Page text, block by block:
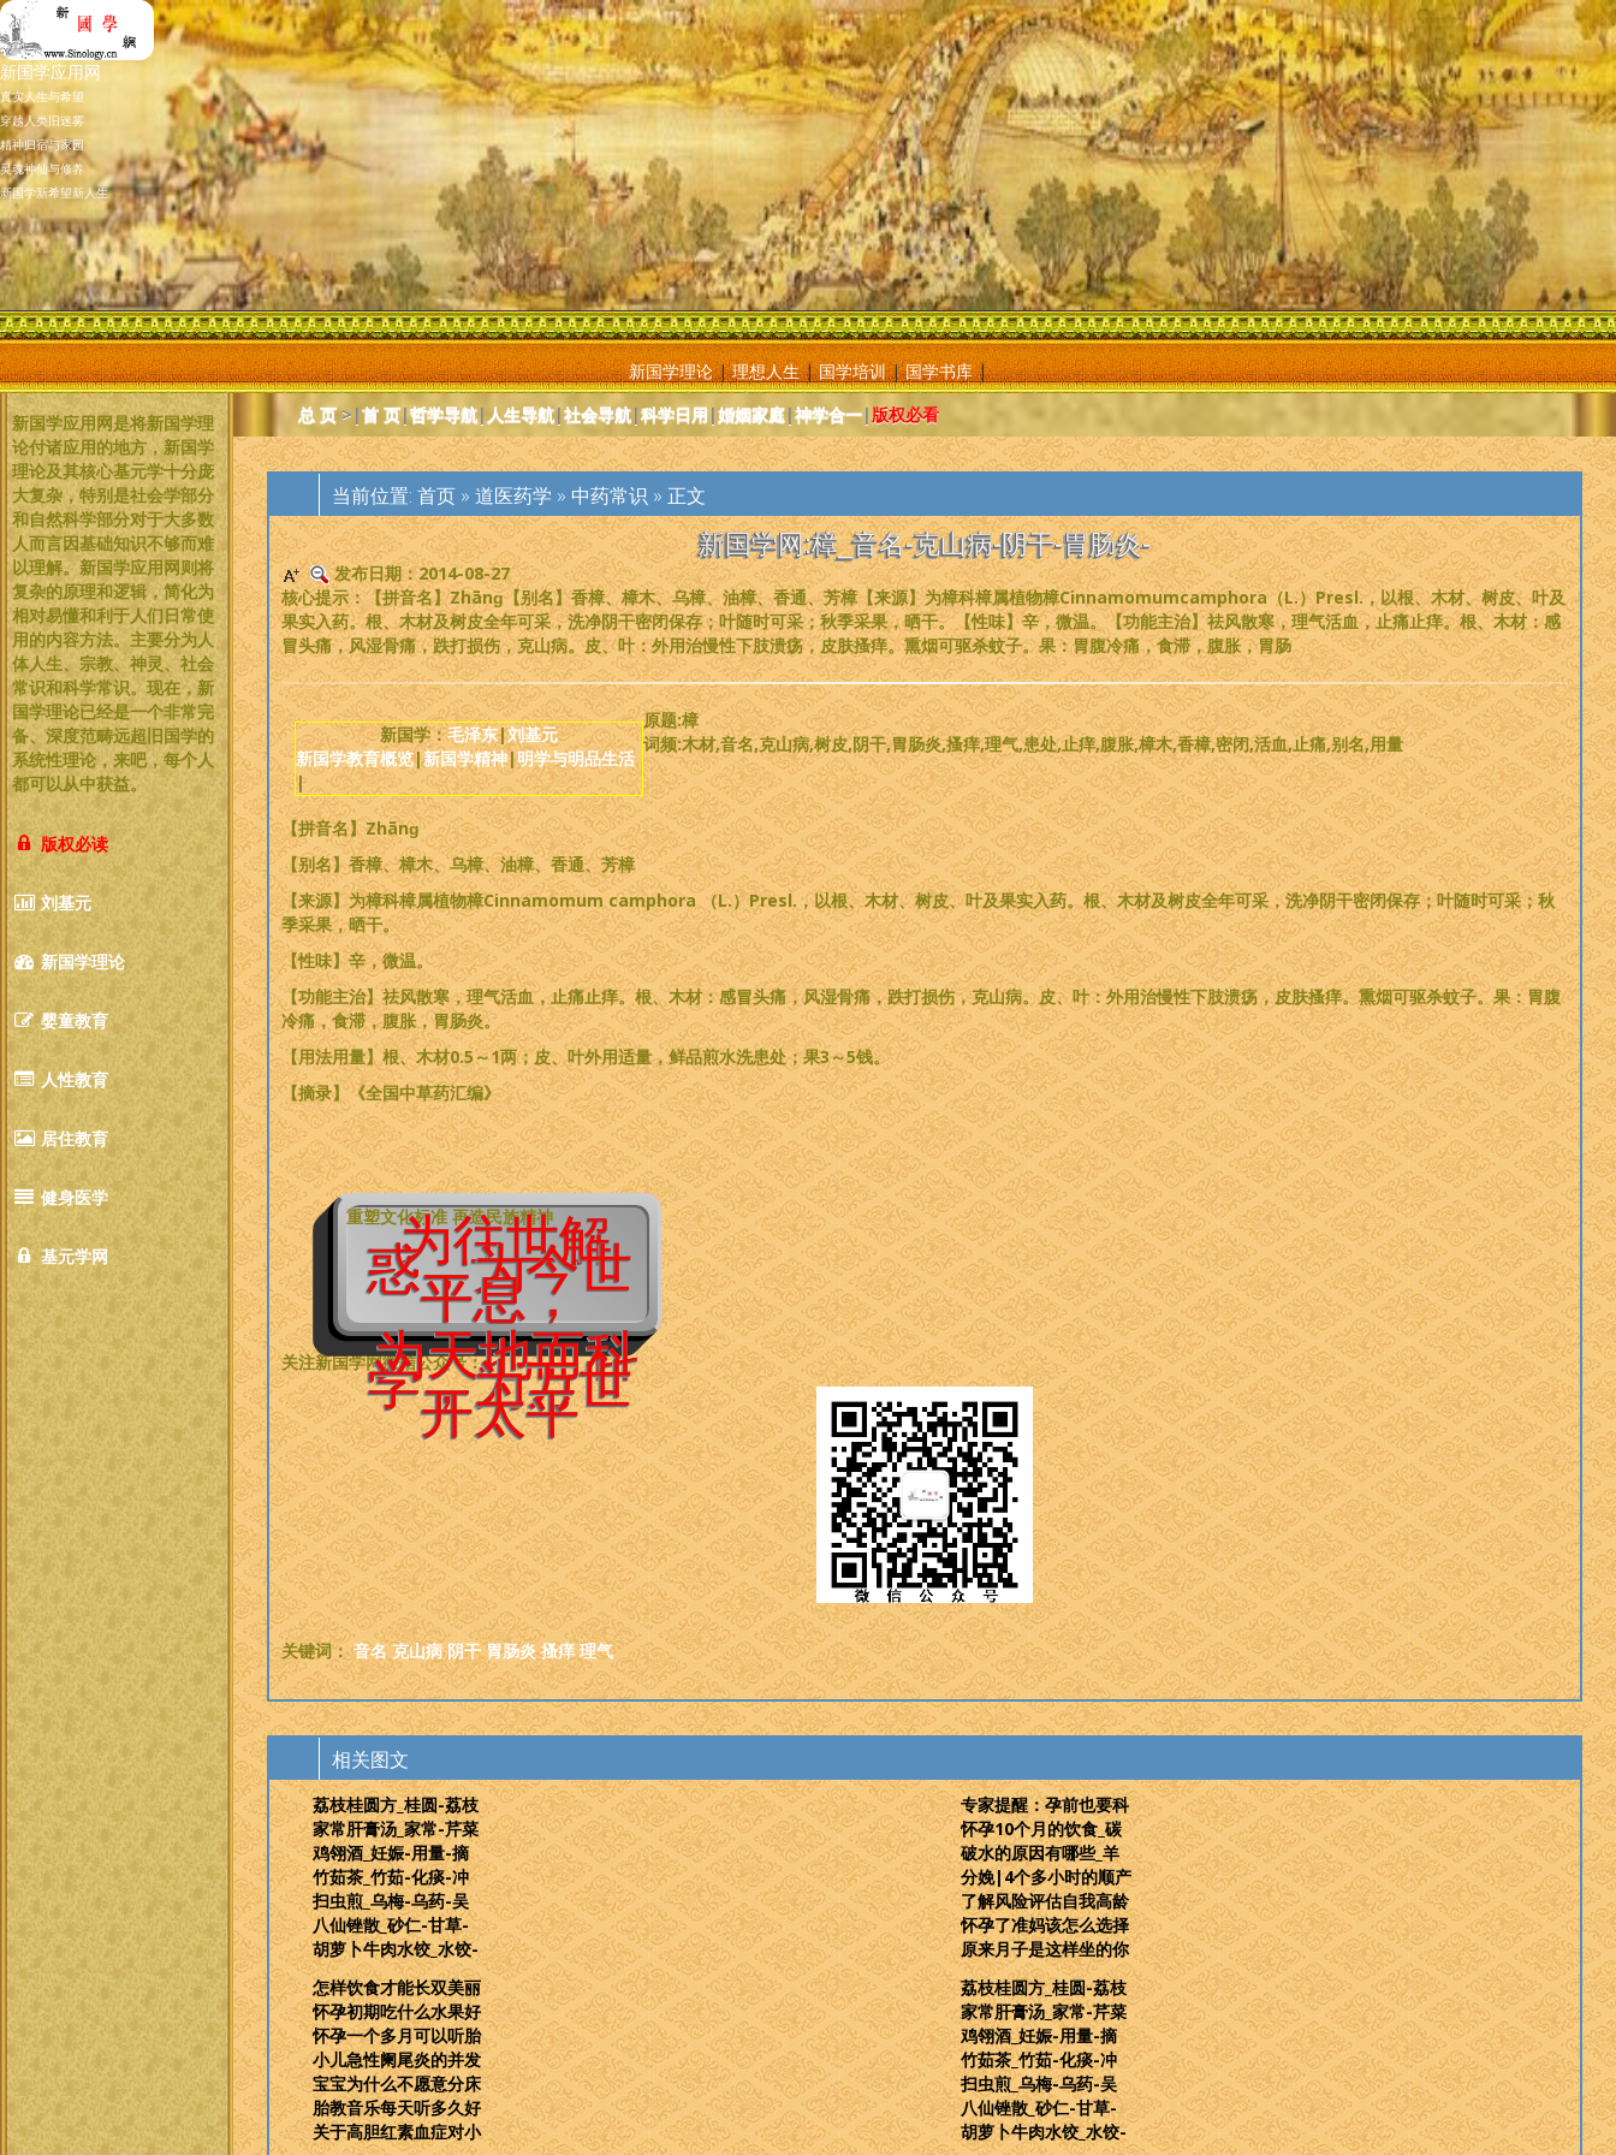
新国学应用网
真实人生与希望
穿越人类旧迷雾
精神归宿与家园
灵魂神仙与修养
新国学新希望新人生
新国学理论|理想人生|国学培训|国学书库|
新国学应用网是将新国学理
论付诸应用的地方，新国学
理论及其核心基元学十分庞
大复杂，特别是社会学部分
和自然科学部分对于大多数
人而言因基础知识不够而难
以理解。新国学应用网则将
复杂的原理和逻辑，简化为
相对易懂和利于人们日常使
用的内容方法。主要分为人
体人生、宗教、神灵、社会
常识和科学常识。现在，新
国学理论已经是一个非常完
备、深度范畴远超旧国学的
系统性理论， 来吧，每个人
都可以从中获益。
版权必读
刘基元
新国学理论
婴童教育
人性教育
居住教育
健身医学
基元学网
总 页>|首 页|哲学导航| 人生导航|社会导航|科学日用 |婚姻家庭|神学合一|版权必看
当前位置: 首页» 道医药学 » 中药常识 » 正文
新国学网:樟_音名-克山病-阴干-胃肠炎-
发布日期：2014-08-27
核心提示：【拼音名】Zhānɡ【别名】香樟、樟木、乌樟、油樟、香通、芳樟【来源】为樟科樟属植物樟Cinnamomumcamphora（L.）Presl.，以根、木材、树皮、叶及
果实入药。根、木材及树皮全年可采，洗净阴干密闭保存；叶随时可采；秋季采果，晒干。【性味】辛，微温。【功能主治】祛风散寒，理气活血，止痛止痒。根、木材：感
冒头痛，风湿骨痛，跌打损伤，克山病。皮、叶：外用治慢性下肢溃疡，皮肤搔痒。熏烟可驱杀蚊子。果：胃腹冷痛，食滞，腹胀，胃肠
新国学：毛泽东|刘基元
新国学教育概览|新国学精神|明学与明品生活
|
原题:樟
词频:木材,音名,克山病,树皮,阴干,胃肠炎,搔痒,理气,患处,止痒,腹胀,樟木,香樟,密闭,活血,止痛,别名,用量
【拼音名】Zhānɡ
【别名】香樟、樟木、乌樟、油樟、香通、芳樟
【来源】为樟科樟属植物樟Cinnamomum camphora （L.）Presl.，以根、木材、树皮、叶及果实入药。根、木材及树皮全年可采，洗净阴干密闭保存；叶随时可采；秋
季采果，晒干。
【性味】辛，微温。
【功能主治】祛风散寒，理气活血，止痛止痒。根、木材：感冒头痛，风湿骨痛，跌打损伤，克山病。皮、叶：外用治慢性下肢溃疡，皮肤搔痒。熏烟可驱杀蚊子。果：胃腹
冷痛，食滞，腹胀，胃肠炎。
【用法用量】根、木材0.5～1两；皮、叶外用适量，鲜品煎水洗患处；果3～5钱。
【摘录】《全国中草药汇编》
重塑文化标准 再造民族精神
为往世解
惑，为今世
平息，
为天地而科
学，为万世
开太平
关注新国学网微信公众号：
关键词： 音名 克山病 阴干 胃肠炎 搔痒 理气
相关图文
荔枝桂圆方_桂圆-荔枝
家常肝膏汤_家常-芹菜
鸡翎酒_妊娠-用量-摘
竹茹茶_竹茹-化痰-冲
扫虫煎_乌梅-乌药-吴
八仙锉散_砂仁-甘草-
胡萝卜牛肉水饺_水饺-
专家提醒：孕前也要科
怀孕10个月的饮食_碳
破水的原因有哪些_羊
分娩|4个多小时的顺产
了解风险评估自我高龄
怀孕了准妈该怎么选择
原来月子是这样坐的你
怎样饮食才能长双美丽
怀孕初期吃什么水果好
怀孕一个多月可以听胎
小儿急性阑尾炎的并发
宝宝为什么不愿意分床
胎教音乐每天听多久好
关于高胆红素血症对小
荔枝桂圆方_桂圆-荔枝
家常肝膏汤_家常-芹菜
鸡翎酒_妊娠-用量-摘
竹茹茶_竹茹-化痰-冲
扫虫煎_乌梅-乌药-吴
八仙锉散_砂仁-甘草-
胡萝卜牛肉水饺_水饺-